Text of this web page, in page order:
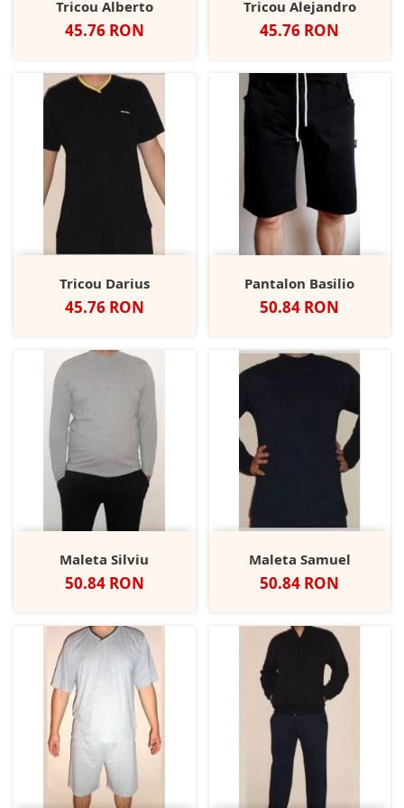
Tricou Alberto
Pret
45.76 RON
Tricou Alejandro
Pret
45.76 RON
Tricou Darius
Pret
45.76 RON
Pantalon Basilio
Pret
50.84 RON
Maleta Silviu
Pret
50.84 RON
Maleta Samuel
Pret
50.84 RON